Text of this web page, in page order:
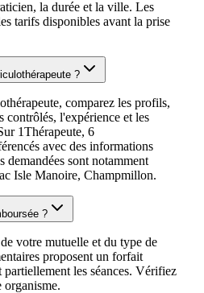
la durée et la ville. Les
tarifs disponibles avant la prise
?
comparez les profils,
contrôlés, l'expérience et les
1Thérapeute, 6
avec des informations
demandées sont notamment
Isle Manoire, Champmillon.
?
votre mutuelle et du type de
proposent un forfait
partiellement les séances. Vérifiez
organisme.